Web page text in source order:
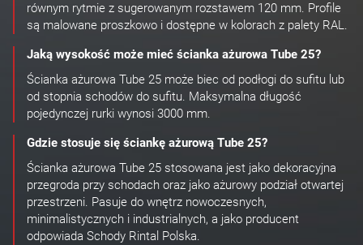
równym rytmie z sugerowanym rozstawem 120 mm. Profile
są malowane proszkowo i dostępne w kolorach z palety RAL.
Jaką wysokość może mieć ścianka ażurowa Tube 25?
Ścianka ażurowa Tube 25 może biec od podłogi do sufitu lub
od stopnia schodów do sufitu. Maksymalna długość
pojedynczej rurki wynosi 3000 mm.
Gdzie stosuje się ściankę ażurową Tube 25?
Ścianka ażurowa Tube 25 stosowana jest jako dekoracyjna
przegroda przy schodach oraz jako ażurowy podział otwartej
przestrzeni. Pasuje do wnętrz nowoczesnych,
minimalistycznych i industrialnych, a jako producent
odpowiada Schody Rintal Polska.